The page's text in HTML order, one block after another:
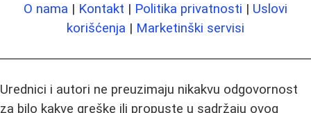
O nama | Kontakt | Politika privatnosti | Uslovi
korišćenja | Marketinški servisi
Urednici i autori ne preuzimaju nikakvu odgovornost
za bilo kakve greške ili propuste u sadržaju ovog